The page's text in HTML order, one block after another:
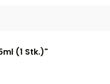
(1 Stk.)"